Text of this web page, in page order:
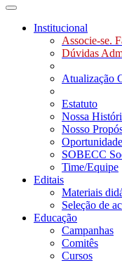
Toggle navigation
Institucional
Associe-se.
Dúvidas
Atualização
Estatuto
Nossa
Nosso
SOBECC
Time/Equipe
Editais
Materiais
Seleção de
Educação
Campanhas
Comitês
Cursos